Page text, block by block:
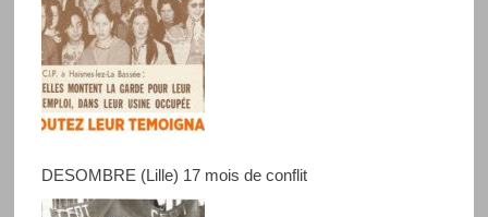
DESOMBRE (Lille) 17 mois de conflit